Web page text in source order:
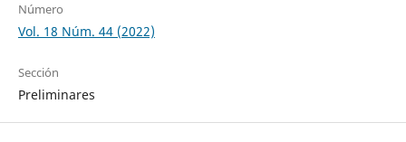
Número
Vol. 18 Núm. 44 (2022)
Sección
Preliminares